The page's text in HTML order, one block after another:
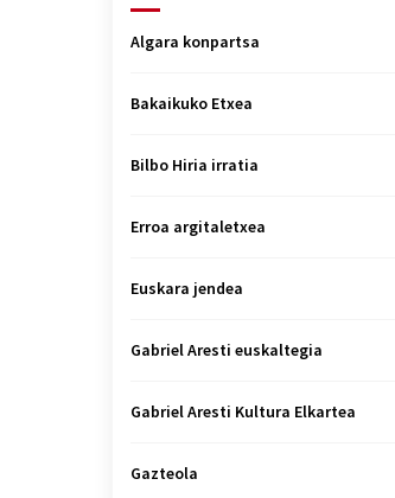
Algara konpartsa
Bakaikuko Etxea
Bilbo Hiria irratia
Erroa argitaletxea
Euskara jendea
Gabriel Aresti euskaltegia
Gabriel Aresti Kultura Elkartea
Gazteola